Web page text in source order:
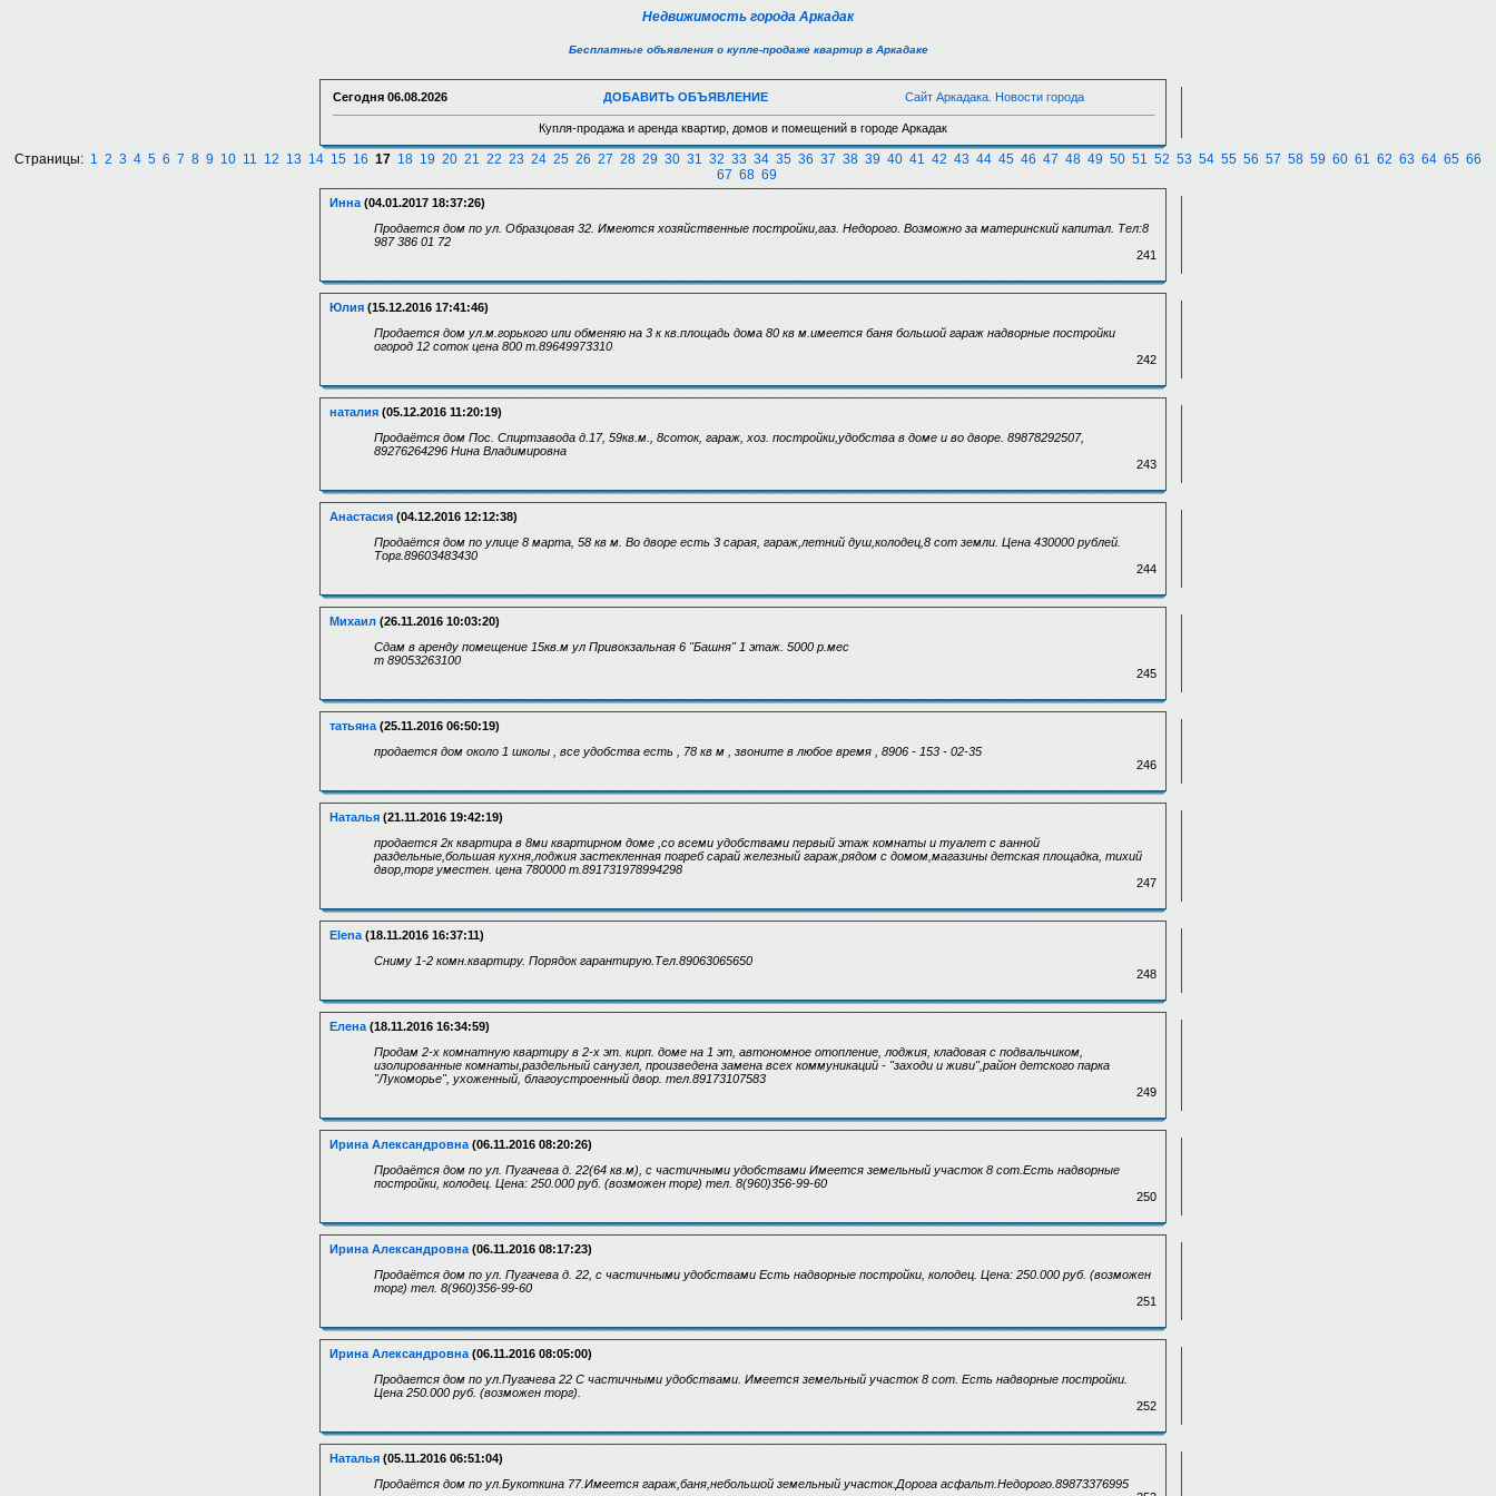
Недвижимость города Аркадак
Бесплатные объявления о купле-продаже квартир в Аркадаке
Сегодня 06.08.2026 ДОБАВИТЬ ОБЪЯВЛЕНИЕ Сайт Аркадака. Новости города
Купля-продажа и аренда квартир, домов и помещений в городе Аркадак
Страницы: 1 2 3 4 5 6 7 8 9 10 11 12 13 14 15 16 17 18 19 20 21 22 23 24 25 26 27 28 29 30 31 32 33 34 35 36 37 38 39 40 41 42 43 44 45 46 47 48 49 50 51 52 53 54 55 56 57 58 59 60 61 62 63 64 65 66
67 68 69
Инна (04.01.2017 18:37:26)
Продается дом по ул. Образцовая 32. Имеются хозяйственные постройки,газ. Недорого. Возможно за материнский капитал. Тел:8
987 386 01 72
241
Юлия (15.12.2016 17:41:46)
Продается дом ул.м.горького или обменяю на 3 к кв.площадь дома 80 кв м.имеется баня большой гараж надворные постройки
огород 12 соток цена 800 т.89649973310
242
наталия (05.12.2016 11:20:19)
Продаётся дом Пос. Спиртзавода д.17, 59кв.м., 8соток, гараж, хоз. постройки,удобства в доме и во дворе. 89878292507,
89276264296 Нина Владимировна
243
Анастасия (04.12.2016 12:12:38)
Продаётся дом по улице 8 марта, 58 кв м. Во дворе есть 3 сарая, гараж,летний душ,колодец,8 сот земли. Цена 430000 рублей.
Торг.89603483430
244
Михаил (26.11.2016 10:03:20)
Сдам в аренду помещение 15кв.м ул Привокзальная 6 "Башня" 1 этаж. 5000 р.мес
т 89053263100
245
татьяна (25.11.2016 06:50:19)
продается дом около 1 школы , все удобства есть , 78 кв м , звоните в любое время , 8906 - 153 - 02-35
246
Наталья (21.11.2016 19:42:19)
продается 2к квартира в 8ми квартирном доме ,со всеми удобствами первый этаж комнаты и туалет с ванной
раздельные,большая кухня,лоджия застекленная погреб сарай железный гараж,рядом с домом,магазины детская площадка, тихий
двор,торг уместен. цена 780000 т.891731978994298
247
Elena (18.11.2016 16:37:11)
Сниму 1-2 комн.квартиру. Порядок гарантирую.Тел.89063065650
248
Елена (18.11.2016 16:34:59)
Продам 2-х комнатную квартиру в 2-х эт. кирп. доме на 1 эт, автономное отопление, лоджия, кладовая с подвальчиком,
изолированные комнаты,раздельный санузел, произведена замена всех коммуникаций - "заходи и живи",район детского парка
"Лукоморье", ухоженный, благоустроенный двор. тел.89173107583
249
Ирина Александровна (06.11.2016 08:20:26)
Продаётся дом по ул. Пугачева д. 22(64 кв.м), с частичными удобствами Имеется земельный участок 8 сот.Есть надворные
постройки, колодец. Цена: 250.000 руб. (возможен торг) тел. 8(960)356-99-60
250
Ирина Александровна (06.11.2016 08:17:23)
Продаётся дом по ул. Пугачева д. 22, с частичными удобствами Есть надворные постройки, колодец. Цена: 250.000 руб. (возможен
торг) тел. 8(960)356-99-60
251
Ирина Александровна (06.11.2016 08:05:00)
Продается дом по ул.Пугачева 22 С частичными удобствами. Имеется земельный участок 8 сот. Есть надворные постройки.
Цена 250.000 руб. (возможен торг).
252
Наталья (05.11.2016 06:51:04)
Продаётся дом по ул.Букоткина 77.Имеется гараж,баня,небольшой земельный участок.Дорога асфальт.Недорого.89873376995